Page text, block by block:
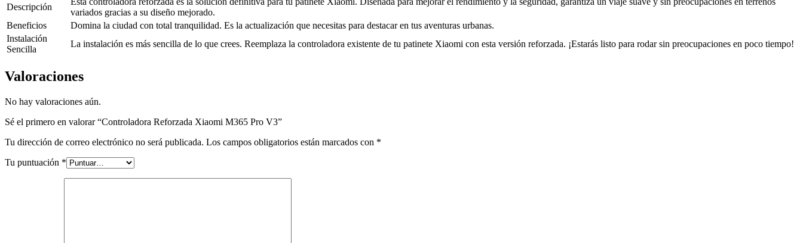
Descripción
variados gracias a su diseño mejorado.
Beneficios
Domina la ciudad con total tranquilidad. Es la actualización que necesitas para destacar en tus aventuras urbanas.
Instalación
Sencilla
La instalación es más sencilla de lo que crees. Reemplaza la controladora existente de tu patinete Xiaomi con esta versión reforzada. ¡Estarás listo para rodar sin preocupaciones en poco tiempo!
Valoraciones
No hay valoraciones aún.
Sé el primero en valorar “Controladora Reforzada Xiaomi M365 Pro V3”
Tu dirección de correo electrónico no será publicada. Los campos obligatorios están marcados con *
Tu puntuación *